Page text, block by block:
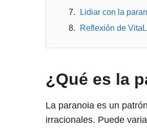
Lidiar con la
Reflexión de
¿Qué es la
La paranoia es un
irracionales. Puede